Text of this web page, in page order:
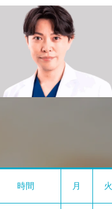
時間 月 火